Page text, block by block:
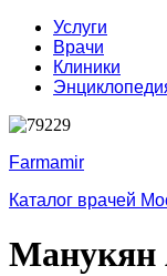
Услуги
Врачи
Клиники
Farmamir
Каталог врачей
Манукян